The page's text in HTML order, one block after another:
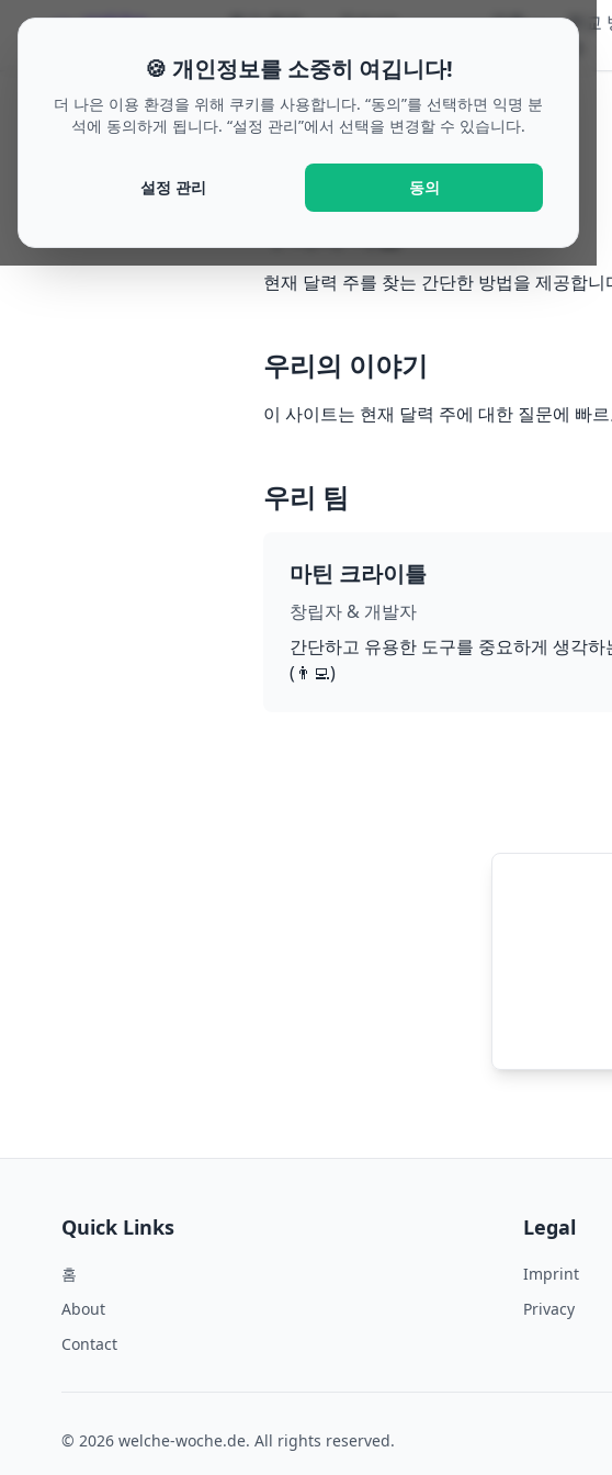
welche-
휴가 플래
Future
공휴
학교
이 사이트에 대하여
현재 달력 주를 찾는 간단한 방법을 제공합니
우리의 이야기
이 사이트는 현재 달력 주에 대한 질문에 빠
우리 팀
마틴 크라이틀
창립자 & 개발자
간단하고 유용한 도구를 중요하게 생각하
(👨‍💻)
Quick Links
홈
About
Contact
Legal
Imprint
Privacy
© 2026 welche-woche.de. All rights reserved.
🍪 개인정보를 소중히 여깁니다!
더 나은 이용 환경을 위해 쿠키를 사용합니다. “동의”를 선택하면 익명 분
석에 동의하게 됩니다. “설정 관리”에서 선택을 변경할 수 있습니다.
설정 관리 동의